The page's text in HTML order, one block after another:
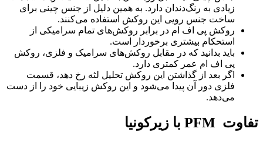
زیادی به رنگ‌دندان دارد. به همین دلیل از جنس چینی برای
ساخت جنس رویی این روکش استفاده می‌کنند.
روکش پی اف ام در برابر روکش‌های تمام سرامیکی از
استحکام بیشتری برخوردار است.
باید بدانید که در مقابل روکش‌های سرامیک و فلزی، روکش
پی اف ام عمر کمتری دارد.
اگر بعد از گذاشتن این روکش تحلیل لثه رخ دهد، قسمت
فلزی دور آن پیدا می‌شود و این روکش زیبایی خود را از دست
می‌دهد.
تفاوت PFM با زیرکونیا